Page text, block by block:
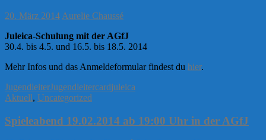
20. März 2014 Aurelie Chaussé
Juleica-Schulung mit der AGfJ
30.4. bis 4.5. und 16.5. bis 18.5. 2014
Mehr Infos und das Anmeldeformular findest du hier.
JugendleiterJugendleitercardjuleica
Aktuell, Uncategorized
Spieleabend 19.02.2014 ab 19:00 Uhr in der AGfJ